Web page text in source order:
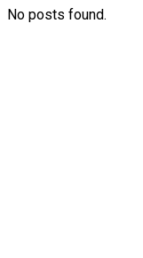
No posts found.